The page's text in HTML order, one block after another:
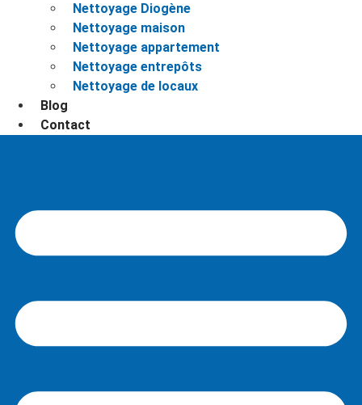
Nettoyage Diogène
Nettoyage maison
Nettoyage appartement
Nettoyage entrepôts
Nettoyage de locaux
Blog
Contact